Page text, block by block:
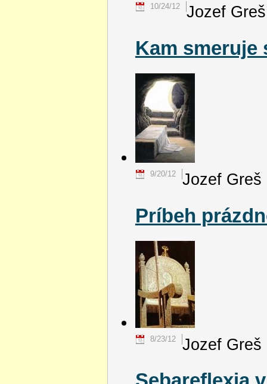
Jozef Greš
10/24/12
Kam smeruje
Jozef Greš
9/20/12
Príbeh
Jozef Greš
8/23/12